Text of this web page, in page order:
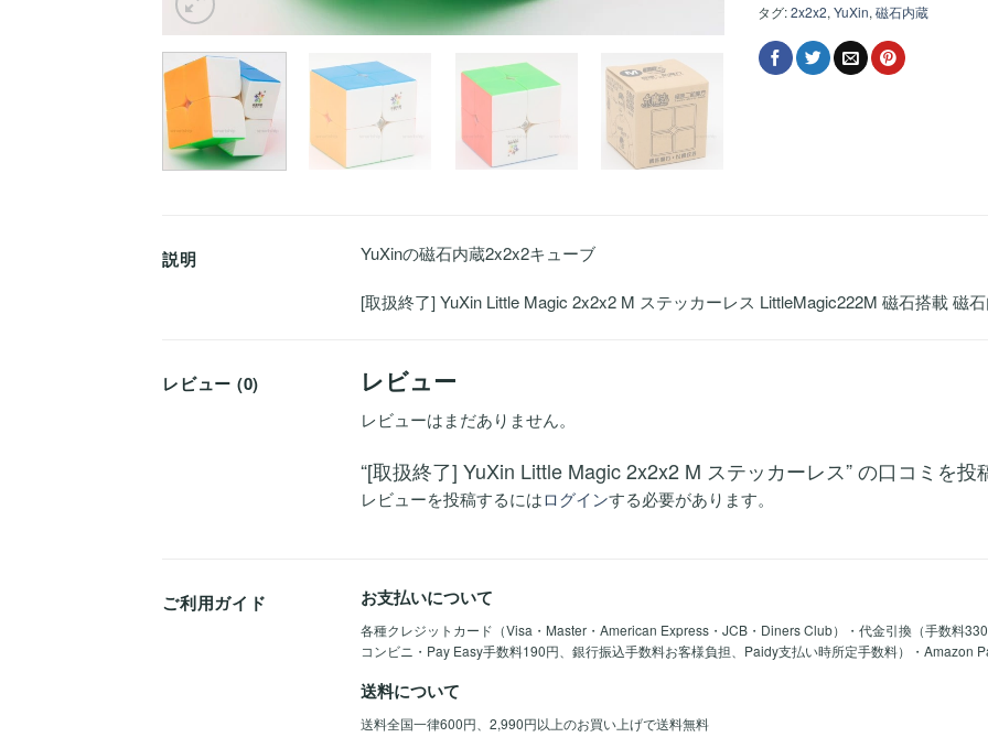
タグ:2x2x2, YuXin, 磁石内蔵
説明 YuXinの磁石内蔵2x2x2キューブ
[取扱終了] YuXin Little Magic 2x2x2 M ステッカーレス LittleMagic222M 磁石搭載 磁
レビュー (0) レビュー
レビューはまだありません。
“[取扱終了] YuXin Little Magic 2x2x2 M ステッカーレス” の口コミを投
レビューを投稿するにはログインする必要があります。
ご利用ガイド お支払いについて
各種クレジットカード（Visa・Master・American Express・JCB・Diners Club）・代金引換（手数料
コンビニ・Pay Easy手数料190円、銀行振込手数料お客様負担、Paidy支払い時所定手数料）・Amazon
送料について
送料全国一律600円、2,990円以上のお買い上げで送料無料